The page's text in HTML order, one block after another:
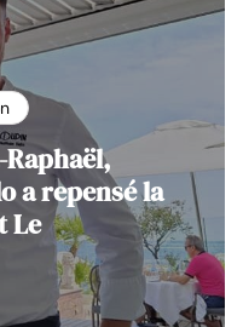
Raphaël,
a repensé la
Le